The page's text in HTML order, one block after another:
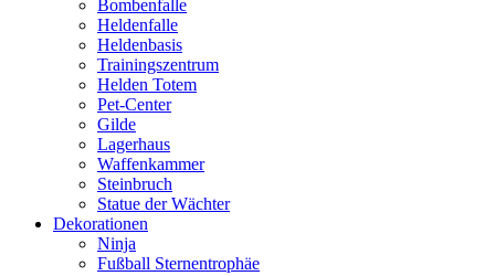
Bombenfalle
Heldenfalle
Heldenbasis
Trainingszentrum
Helden Totem
Pet-Center
Gilde
Lagerhaus
Waffenkammer
Steinbruch
Statue der Wächter
Dekorationen
Ninja
Fußball Sternentrophäe